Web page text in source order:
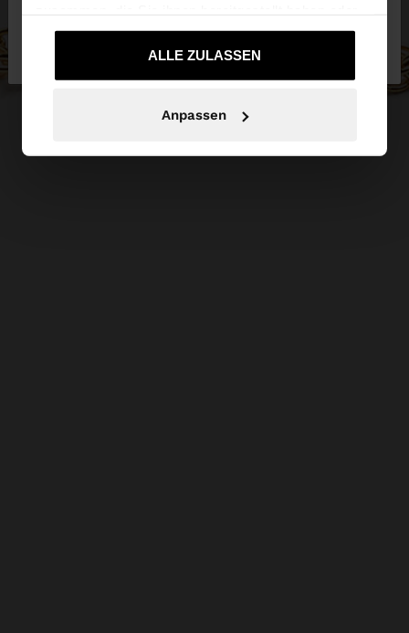
die sie im Rahmen Ihrer Nutzung der Dienste
gesammelt haben.ALLE ZULASSEN
Anpassen
Ja, bringen Sie mich zu
United States